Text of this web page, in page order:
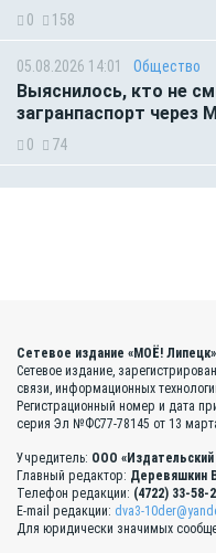
0 158
05.08.2026 14:01 Общество
Выяснилось, кто не
загранпаспорт через
0 74
Сетевое издание «МОЁ! Липецк»
Сетевое издание,
связи, информационных
Регистрационный номер и дата
серия Эл №ФС77-78145 от 13
Учредитель: ООО
Главный редактор: Деревяшкин
Телефон редакции: (4722) 33-58-
E-mail редакции: dva3-
Для юридически значимых